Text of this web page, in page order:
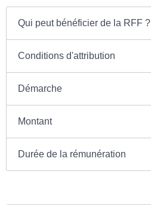
Qui peut bénéficier de la RFF ?
Conditions d'attribution
Démarche
Montant
Durée de la rémunération